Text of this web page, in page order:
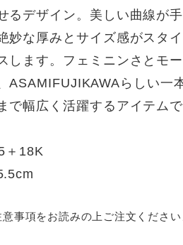
るデザイン。美しい曲線が
妙な厚みとサイズ感がスタ
します。フェミニンさとモ
ASAMIFUJIKAWAらしい一
で幅広く活躍するアイテム
＋18K
事項をお読みの上ご注文くださ